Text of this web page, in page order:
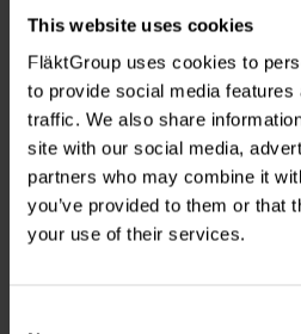
This website uses cookies
FläktGroup uses cookies to
to provide social media features
traffic. We also share
site with our social media,
partners who may combine it
you’ve provided to them or that
your use of their services.
Wir bieten eine nahtlose
und Dienstleistungenund
Angebote von der
darauf ausgerichtet sind,
maximieren.
Unser Team aus qualifizierten
neuesten nachhaltigen
für eine zuverlässige und